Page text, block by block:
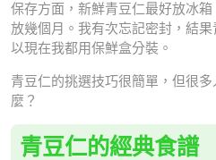
保存方面，新鮮青豆仁最好放冰
放幾個月。我有次忘記密封，結
以現在我都用保鮮盒分裝。
青豆仁的挑選技巧很簡單，但很
麼？
青豆仁的經典食譜